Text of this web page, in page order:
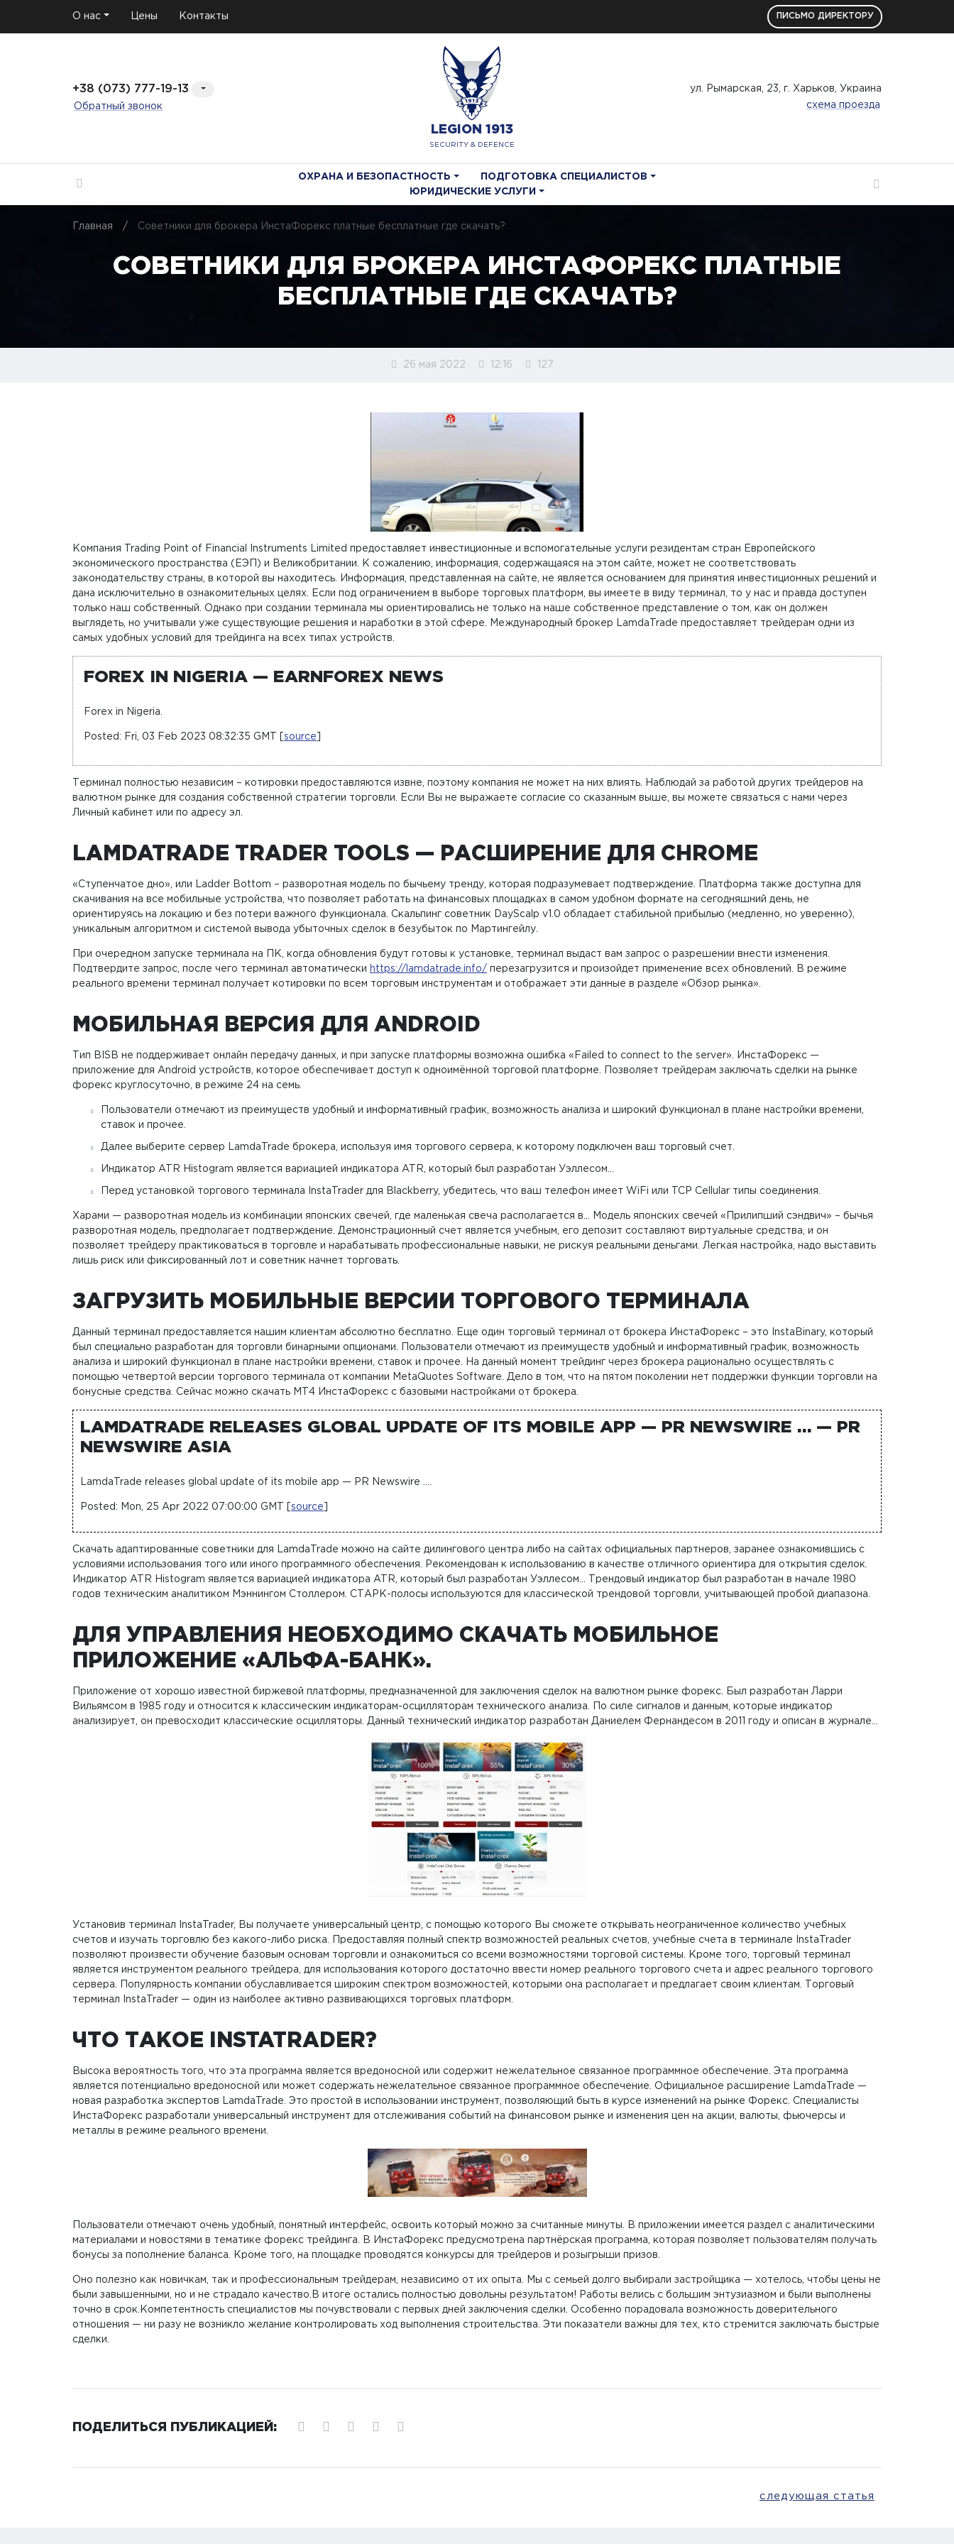
О нас Цены Контакты ПИСЬМО ДИРЕКТОРУ
+38 (073) 777-19-13
Обратный звонок
LEGION 1913
SECURITY & DEFENCE
ул. Рымарская, 23, г. Харьков, Украина
схема проезда
ОХРАНА И БЕЗОПАСТНОСТЬ
ПОДГОТОВКА СПЕЦИАЛИСТОВ
ЮРИДИЧЕСКИЕ УСЛУГИ
Главная / Советники для брокера ИнстаФорекс платные бесплатные где скачать?
СОВЕТНИКИ ДЛЯ БРОКЕРА ИНСТАФОРЕКС ПЛАТНЫЕ
БЕСПЛАТНЫЕ ГДЕ СКАЧАТЬ?
26 мая 2022 12:16 127
Компания Trading Point of Financial Instruments Limited предоставляет инвестиционные и вспомогательные услуги резидентам стран Европейского
экономического пространства (ЕЭП) и Великобритании. К сожалению, информация, содержащаяся на этом сайте, может не соответствовать
законодательству страны, в которой вы находитесь. Информация, представленная на сайте, не является основанием для принятия инвестиционных решений и
дана исключительно в ознакомительных целях. Если под ограничением в выборе торговых платформ, вы имеете в виду терминал, то у нас и правда доступен
только наш собственный. Однако при создании терминала мы ориентировались не только на наше собственное представление о том, как он должен
выглядеть, но учитывали уже существующие решения и наработки в этой сфере. Международный брокер LamdaTrade предоставляет трейдерам одни из
самых удобных условий для трейдинга на всех типах устройств.
FOREX IN NIGERIA — EARNFOREX NEWS
Forex in Nigeria.
Posted: Fri, 03 Feb 2023 08:32:35 GMT [ source
Терминал полностью независим – котировки предоставляются извне, поэтому компания не может на них влиять. Наблюдай за работой других трейдеров на
валютном рынке для создания собственной стратегии торговли. Если Вы не выражаете согласие со сказанным выше, вы можете связаться с нами через
Личный кабинет или по адресу эл.
LAMDATRADE TRADER TOOLS — РАСШИРЕНИЕ ДЛЯ CHROME
«Ступенчатое дно», или Ladder Bottom – разворотная модель по бычьему тренду, которая подразумевает подтверждение. Платформа также доступна для
скачивания на все мобильные устройства, что позволяет работать на финансовых площадках в самом удобном формате на сегодняшний день, не
ориентируясь на локацию и без потери важного функционала. Скальпинг советник DayScalp v1.0 обладает стабильной прибылью (медленно, но уверенно),
уникальным алгоритмом и системой вывода убыточных сделок в безубыток по Мартингейлу.
При очередном запуске терминала на ПК, когда обновления будут готовы к установке, терминал выдаст вам запрос о разрешении внести изменения.
Подтвердите запрос, после чего терминал автоматически
https://lamdatrade.info/ перезагрузится и произойдет применение всех обновлений. В режиме
реального времени терминал получает котировки по всем торговым инструментам и отображает эти данные в разделе «Обзор рынка».
МОБИЛЬНАЯ ВЕРСИЯ ДЛЯ ANDROID
Тип BISB не поддерживает онлайн передачу данных, и при запуске платформы возможна ошибка «Failed to connect to the server». ИнстаФорекс —
приложение для Android устройств, которое обеспечивает доступ к одноимённой торговой платформе. Позволяет трейдерам заключать сделки на рынке
форекс круглосуточно, в режиме 24 на семь.
Пользователи отмечают из преимуществ удобный и информативный график, возможность анализа и широкий функционал в плане настройки времени,
ставок и прочее.
Далее выберите сервер LamdaTrade брокера, используя имя торгового сервера, к которому подключен ваш торговый счет.
Индикатор ATR Histogram является вариацией индикатора ATR, который был разработан Уэллесом…
Перед установкой торгового терминала InstaTrader для Blackberry, убедитесь, что ваш телефон имеет WiFi или TCP Cellular типы соединения.
Харами — разворотная модель из комбинации японских свечей, где маленькая свеча располагается в… Модель японских свечей «Прилипший сэндвич» – бычья
разворотная модель, предполагает подтверждение. Демонстрационный счет является учебным, его депозит составляют виртуальные средства, и он
позволяет трейдеру практиковаться в торговле и нарабатывать профессиональные навыки, не рискуя реальными деньгами. Легкая настройка, надо выставить
лишь риск или фиксированный лот и советник начнет торговать.
ЗАГРУЗИТЬ МОБИЛЬНЫЕ ВЕРСИИ ТОРГОВОГО ТЕРМИНАЛА
Данный терминал предоставляется нашим клиентам абсолютно бесплатно. Еще один торговый терминал от брокера ИнстаФорекс – это InstaBinary, который
был специально разработан для торговли бинарными опционами. Пользователи отмечают из преимуществ удобный и информативный график, возможность
анализа и широкий функционал в плане настройки времени, ставок и прочее. На данный момент трейдинг через брокера рационально осуществлять с
помощью четвертой версии торгового терминала от компании MetaQuotes Software. Дело в том, что на пятом поколении нет поддержки функции торговли на
бонусные средства. Сейчас можно скачать МТ4 ИнстаФорекс с базовыми настройками от брокера.
LAMDATRADE RELEASES GLOBAL UPDATE OF ITS MOBILE APP — PR NEWSWIRE … — PR
NEWSWIRE ASIA
LamdaTrade releases global update of its mobile app — PR Newswire ….
Posted: Mon, 25 Apr 2022 07:00:00 GMT [ source
Скачать адаптированные советники для LamdaTrade можно на сайте дилингового центра либо на сайтах официальных партнеров, заранее ознакомившись с
условиями использования того или иного программного обеспечения. Рекомендован к использованию в качестве отличного ориентира для открытия сделок.
Индикатор ATR Histogram является вариацией индикатора ATR, который был разработан Уэллесом… Трендовый индикатор был разработан в начале 1980
годов техническим аналитиком Мэннингом Столлером. СТАРК-полосы используются для классической трендовой торговли, учитывающей пробой диапазона.
ДЛЯ УПРАВЛЕНИЯ НЕОБХОДИМО СКАЧАТЬ МОБИЛЬНОЕ
ПРИЛОЖЕНИЕ «АЛЬФА-БАНК».
Приложение от хорошо известной биржевой платформы, предназначенной для заключения сделок на валютном рынке форекс. Был разработан Ларри
Вильямсом в 1985 году и относится к классическим индикаторам-осцилляторам технического анализа. По силе сигналов и данным, которые индикатор
анализирует, он превосходит классические осцилляторы. Данный технический индикатор разработан Даниелем Фернандесом в 2011 году и описан в журнале…
Установив терминал InstaTrader, Вы получаете универсальный центр, с помощью которого Вы сможете открывать неограниченное количество учебных
счетов и изучать торговлю без какого-либо риска. Предоставляя полный спектр возможностей реальных счетов, учебные счета в терминале InstaTrader
позволяют произвести обучение базовым основам торговли и ознакомиться со всеми возможностями торговой системы. Кроме того, торговый терминал
является инструментом реального трейдера, для использования которого достаточно ввести номер реального торгового счета и адрес реального торгового
сервера. Популярность компании обуславливается широким спектром возможностей, которыми она располагает и предлагает своим клиентам. Торговый
терминал InstaTrader — один из наиболее активно развивающихся торговых платформ.
ЧТО ТАКОЕ INSTATRADER?
Высока вероятность того, что эта программа является вредоносной или содержит нежелательное связанное программное обеспечение. Эта программа
является потенциально вредоносной или может содержать нежелательное связанное программное обеспечение. Официальное расширение LamdaTrade —
новая разработка экспертов LamdaTrade. Это простой в использовании инструмент, позволяющий быть в курсе изменений на рынке Форекс. Специалисты
ИнстаФорекс разработали универсальный инструмент для отслеживания событий на финансовом рынке и изменения цен на акции, валюты, фьючерсы и
металлы в режиме реального времени.
Пользователи отмечают очень удобный, понятный интерфейс, освоить который можно за считанные минуты. В приложении имеется раздел с аналитическими
материалами и новостями в тематике форекс трейдинга. В ИнстаФорекс предусмотрена партнёрская программа, которая позволяет пользователям получать
бонусы за пополнение баланса. Кроме того, на площадке проводятся конкурсы для трейдеров и розыгрыши призов.
Оно полезно как новичкам, так и профессиональным трейдерам, независимо от их опыта. Мы с семьей долго выбирали застройщика — хотелось, чтобы цены не
были завышенными, но и не страдало качество.В итоге остались полностью довольны результатом! Работы велись с большим энтузиазмом и были выполнены
точно в срок.Компетентность специалистов мы почувствовали с первых дней заключения сделки. Особенно порадовала возможность доверительного
отношения — ни разу не возникло желание контролировать ход выполнения строительства. Эти показатели важны для тех, кто стремится заключать быстрые
сделки.
ПОДЕЛИТЬСЯ ПУБЛИКАЦИЕЙ:
следующая статья